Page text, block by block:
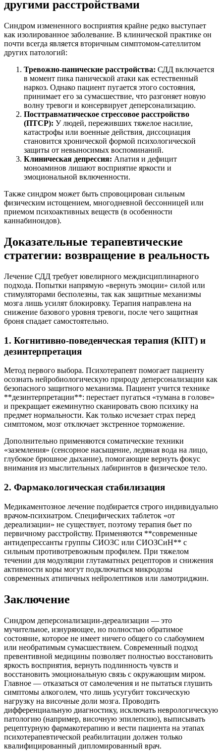
другими расстройствами
Синдром измененного восприятия крайне редко выступает
как изолированное заболевание. В клинической практике он
почти всегда является вторичным симптомом-сателлитом
других патологий:
Тревожно-панические расстройства: СДД включается
в момент пика панической атаки как естественный
наркоз. Однако пациент пугается этого состояния,
принимает его за сумасшествие, что разгоняет новую
волну тревоги и консервирует деперсонализацию.
Посттравматическое стрессовое расстройство
(ПТСР): У людей, переживших тяжелое насилие,
катастрофы или военные действия, диссоциация
становится хронической формой психологической
защиты от невыносимых воспоминаний.
Клиническая депрессия: Апатия и дефицит
моноаминов лишают восприятие яркости и
эмоциональной включенности.
Также синдром может быть спровоцирован сильным
физическим истощением, многодневной бессонницей или
приемом психоактивных веществ (в особенности
каннабиноидов).
Доказательные терапевтические
стратегии: возвращение в реальность
Лечение СДД требует ювелирного междисциплинарного
подхода. Попытки напрямую «вернуть эмоции» силой или
стимуляторами бесполезны, так как защитные механизмы
мозга лишь усилят блокировку. Терапия направлена на
снижение базового уровня тревоги, после чего защитная
броня спадает самостоятельно.
1. Когнитивно-поведенческая терапия (КПТ) и
дезинтерпретация
Метод первого выбора. Психотерапевт помогает пациенту
осознать нейробиологическую природу деперсонализации как
безопасного защитного механизма. Пациент учится технике
**дезинтерпретации**: перестает пугаться «тумана в голове»
и прекращает ежеминутно сканировать свою психику на
предмет нормальности. Как только исчезает страх перед
симптомом, мозг отключает экстренное торможение.
Дополнительно применяются соматические техники
«заземления» (сенсорное насыщение, ледяная вода на лицо,
глубокое брюшное дыхание), помогающие вернуть фокус
внимания из мыслительных лабиринтов в физическое тело.
2. Фармакологическая стабилизация
Медикаментозное лечение подбирается строго индивидуально
врачом-психиатром. Специфических таблеток «от
дереализации» не существует, поэтому терапия бьет по
первичному расстройству. Применяются **современные
антидепрессанты группы СИОЗС или СИОЗСиН** с
сильным противотревожным профилем. При тяжелом
течении для модуляции глутаматных рецепторов и снижения
активности коры могут подключаться микродозы
современных атипичных нейролептиков или ламотриджин.
Заключение
Синдром деперсонализации-дереализации — это
мучительное, изнуряющее, но полностью обратимое
состояние, которое не имеет ничего общего со слабоумием
или необратимым сумасшествием. Современный подход
превентивной медицины позволяет полностью восстановить
яркость восприятия, вернуть подлинность чувств и
восстановить эмоциональную связь с окружающим миром.
Главное — отказаться от самолечения и не пытаться глушить
симптомы алкоголем, что лишь усугубит токсическую
нагрузку на височные доли мозга. Проводить
дифференциальную диагностику, исключать неврологическую
патологию (например, височную эпилепсию), выписывать
рецептурную фармакотерапию и вести пациента на этапах
психотерапевтической реабилитации должен только
квалифицированный дипломированный врач.